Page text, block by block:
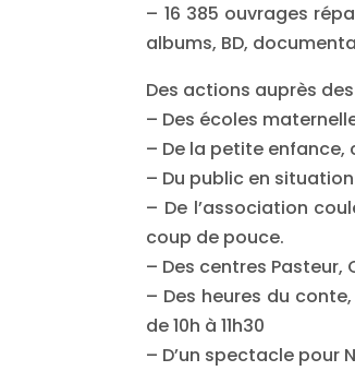
– 16 385 ouvrages
albums, BD,
Des actions auprès
– Des écoles
– De la petite enfance,
– Du public en
– De l’association
coup de pouce.
– Des centres Pasteur,
– Des heures du
de 10h à 11h30
– D’un spectacle pour